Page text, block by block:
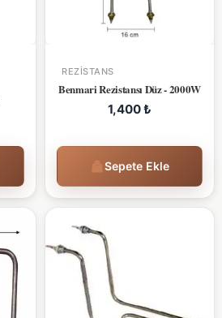
REZISTANS
Benmari Rezistansı Düz - 2000W
1,400₺
Sepete Ekle